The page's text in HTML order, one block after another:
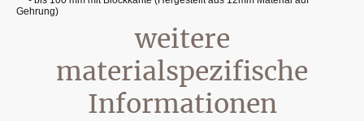
Gehrung)
weitere
materialspezifische
Informationen